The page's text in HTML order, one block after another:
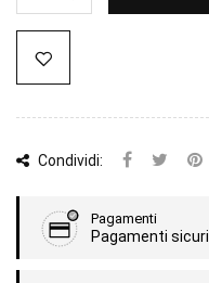
Condividi:
Pagamenti
Pagamenti sicuri